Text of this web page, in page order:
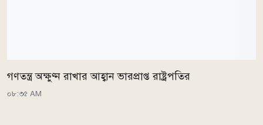
গণতন্ত্র অক্ষুণ্ন রাখার আহ্বান ভারপ্রাপ্ত রাষ্ট্রপতির
০৮:৩৫ AM